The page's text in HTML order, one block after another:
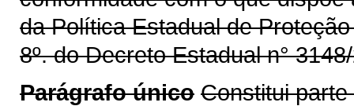
da Política Estadual de
8º. do Decreto Estadual n°
Parágrafo único Constitui